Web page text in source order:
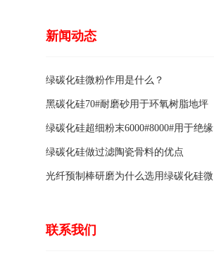
新闻动态
绿碳化硅微粉作用是什么？
黑碳化硅70#耐磨砂用于环氧树脂地坪
骨料的特点有哪些？
绿碳化硅超细粉末6000#8000#用于绝缘
涂料的优点
绿碳化硅做过滤陶瓷骨料的优点
光纤预制棒研磨为什么选用绿碳化硅微
联系我们